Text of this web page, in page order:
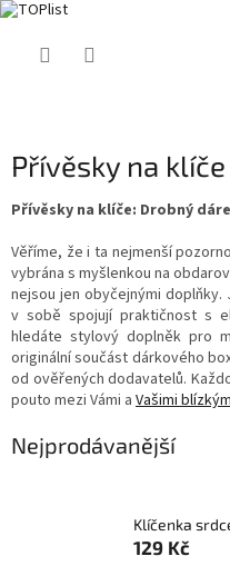
Přívěsky na klíče
Přívěsky na klíče: Drobný
Věříme, že i ta nejmenší
vybrána s myšlenkou na
nejsou jen obyčejnými
v sobě spojují praktičnost s
hledáte stylový doplněk pro
originální součást dárkového
od ověřených dodavatelů.
pouto mezi Vámi a Vašimi
Nejprodávanější
Klíčenka
129 Kč